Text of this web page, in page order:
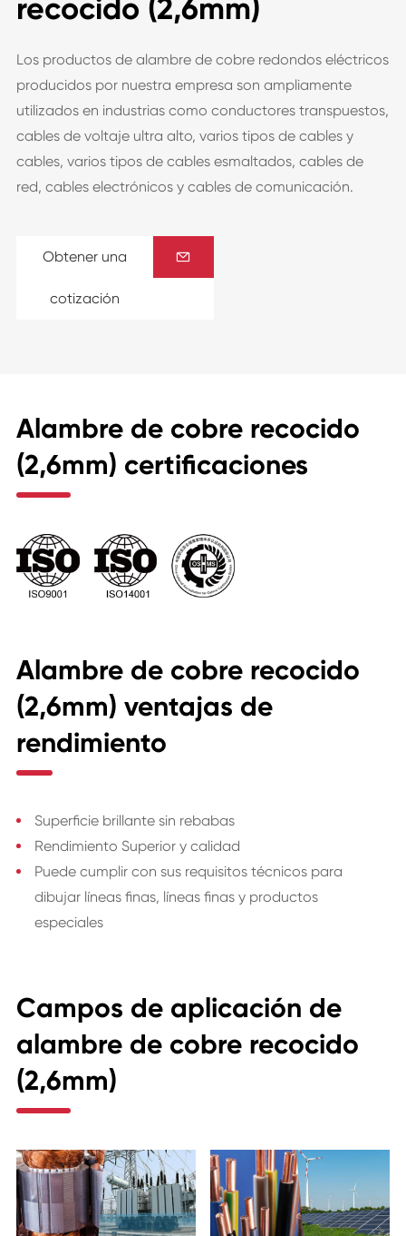
recocido (2,6mm)
Los productos de alambre de cobre redondos eléctricos
producidos por nuestra empresa son ampliamente
utilizados en industrias como conductores transpuestos,
cables de voltaje ultra alto, varios tipos de cables y
cables, varios tipos de cables esmaltados, cables de
red, cables electrónicos y cables de comunicación.
Obtener una
cotización

Alambre de cobre recocido
(2,6mm) certificaciones
Alambre de cobre recocido
(2,6mm) ventajas de
rendimiento
Superficie brillante sin rebabas
Rendimiento Superior y calidad
Puede cumplir con sus requisitos técnicos para
dibujar líneas finas, líneas finas y productos
especiales
Campos de aplicación de
alambre de cobre recocido
(2,6mm)